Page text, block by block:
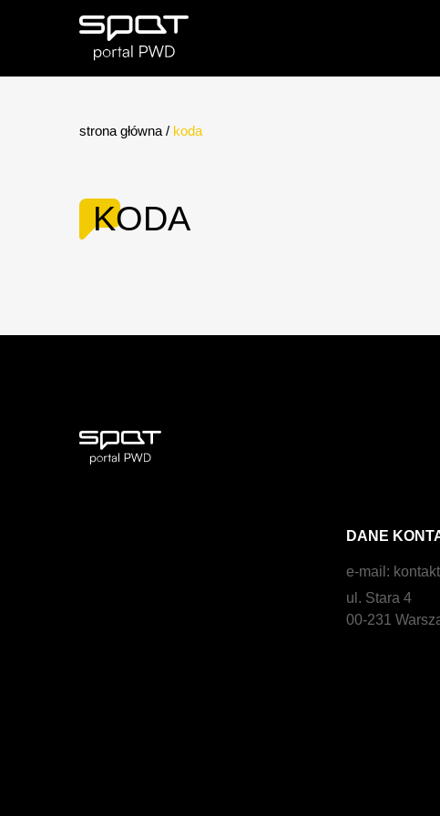
strona główna / koda
KODA
DANE
e-mail:
ul. Stara 4
00-231